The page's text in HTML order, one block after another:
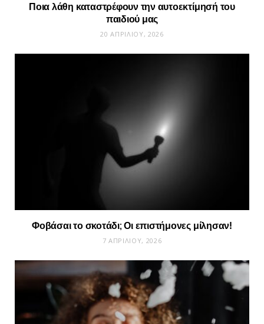
Ποια λάθη καταστρέφουν την αυτοεκτίμησή του
παιδιού μας
20 ΑΠΡΙΛΊΟΥ, 2026
Φοβάσαι το σκοτάδι; Οι επιστήμονες μίλησαν!
7 ΑΠΡΙΛΊΟΥ, 2026